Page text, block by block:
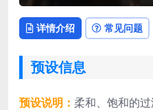
详情介绍 常见问题
预设信息
预设说明： 柔和、饱和的